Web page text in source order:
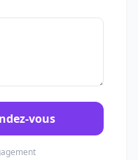
vous